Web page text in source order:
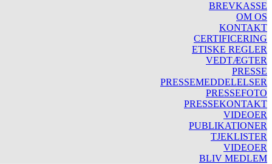
BREVKASSE
OM OS
KONTAKT
CERTIFICERING
ETISKE REGLER
VEDTÆGTER
PRESSE
PRESSEMEDDELELSER
PRESSEFOTO
PRESSEKONTAKT
VIDEOER
PUBLIKATIONER
TJEKLISTER
VIDEOER
BLIV MEDLEM